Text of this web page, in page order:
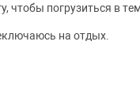
погрузиться в
на отдых.